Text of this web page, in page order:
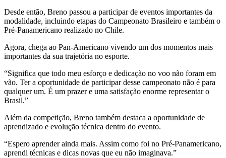
Desde então, Breno passou a participar de eventos importantes da
modalidade, incluindo etapas do Campeonato Brasileiro e também o
Pré-Panamericano realizado no Chile.
Agora, chega ao Pan-Americano vivendo um dos momentos mais
importantes da sua trajetória no esporte.
“Significa que todo meu esforço e dedicação no voo não foram em
vão. Ter a oportunidade de participar desse campeonato não é para
qualquer um. É um prazer e uma satisfação enorme representar o
Brasil.”
Além da competição, Breno também destaca a oportunidade de
aprendizado e evolução técnica dentro do evento.
“Espero aprender ainda mais. Assim como foi no Pré-Panamericano,
aprendi técnicas e dicas novas que eu não imaginava.”